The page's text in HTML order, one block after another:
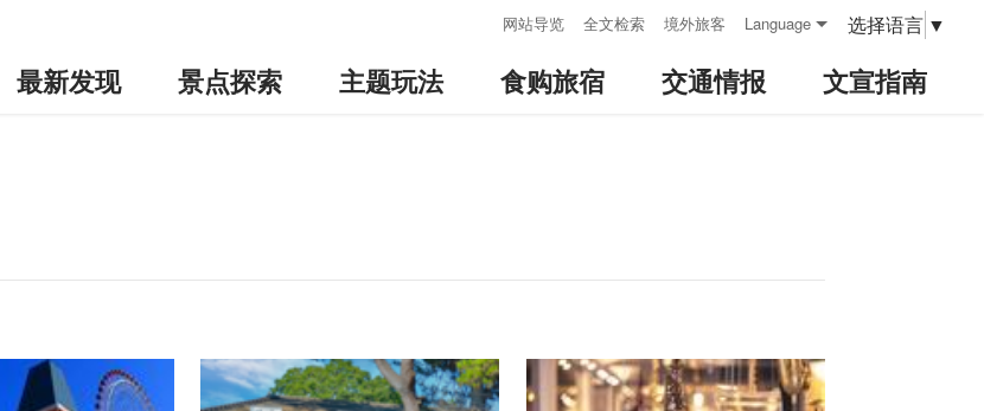
网站导览 全文检索 境外旅客 Language 选择语言 ▼
最新发现 景点探索 主题玩法 食购旅宿 交通情报 文宣指南